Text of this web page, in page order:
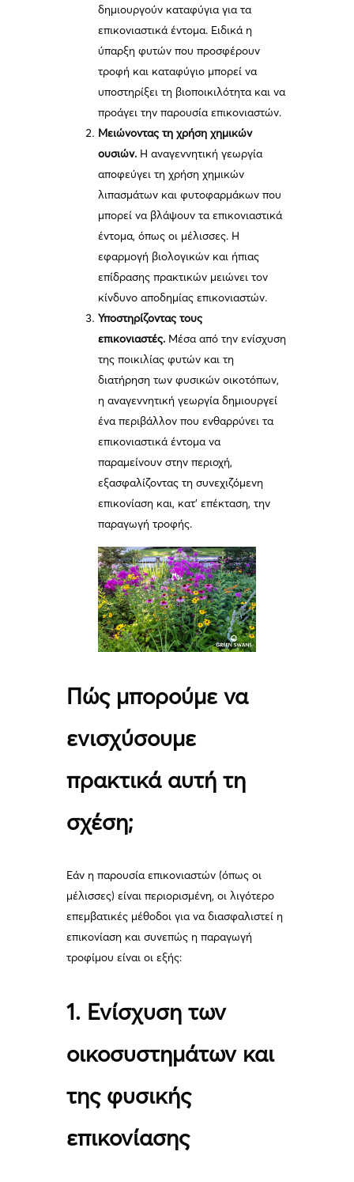
δημιουργούν καταφύγια για τα
επικονιαστικά έντομα. Ειδικά η
ύπαρξη φυτών που προσφέρουν
τροφή και καταφύγιο μπορεί να
υποστηρίξει τη βιοποικιλότητα και να
προάγει την παρουσία επικονιαστών.
Μειώνοντας τη χρήση χημικών
ουσιών. Η αναγεννητική γεωργία
αποφεύγει τη χρήση χημικών
λιπασμάτων και φυτοφαρμάκων που
μπορεί να βλάψουν τα επικονιαστικά
έντομα, όπως οι μέλισσες. Η
εφαρμογή βιολογικών και ήπιας
επίδρασης πρακτικών μειώνει τον
κίνδυνο αποδημίας επικονιαστών.
Υποστηρίζοντας τους
επικονιαστές. Μέσα από την ενίσχυση
της ποικιλίας φυτών και τη
διατήρηση των φυσικών οικοτόπων,
η αναγεννητική γεωργία δημιουργεί
ένα περιβάλλον που ενθαρρύνει τα
επικονιαστικά έντομα να
παραμείνουν στην περιοχή,
εξασφαλίζοντας τη συνεχιζόμενη
επικονίαση και, κατ’ επέκταση, την
παραγωγή τροφής.
Πώς μπορούμε να
ενισχύσουμε
πρακτικά αυτή τη
σχέση;
Εάν η παρουσία επικονιαστών (όπως οι
μέλισσες) είναι περιορισμένη, οι λιγότερο
επεμβατικές μέθοδοι για να διασφαλιστεί η
επικονίαση και συνεπώς η παραγωγή
τροφίμου είναι οι εξής:
1. Ενίσχυση των
οικοσυστημάτων και
της φυσικής
επικονίασης